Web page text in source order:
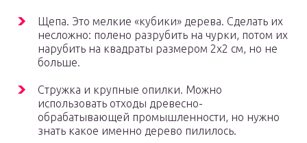
Щепа. Это мелкие «кубики» дерева. Сделать их
несложно: полено разрубить на чурки, потом их
нарубить на квадраты размером 2х2 см, но не
больше.
Стружка и крупные опилки. Можно
использовать отходы древесно-
обрабатывающей промышленности, но нужно
знать какое именно дерево пилилось.